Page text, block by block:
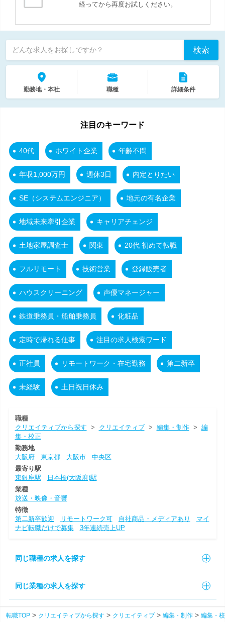
経ってから再度お試しください。
どんな求人をお探しですか？ 検索
勤務地・本社 職種 詳細条件
注目のキーワード
40代 ホワイト企業 年齢不問
年収1,000万円 週休3日 内定とりたい
SE（システムエンジニア） 地元の有名企業
地域未来牽引企業 キャリアチェンジ
土地家屋調査士 関東 20代 初めて転職
フルリモート 技術営業 登録販売者
ハウスクリーニング 声優マネージャー
鉄道乗務員・船舶乗務員 化粧品
定時で帰れる仕事 注目の求人検索ワード
正社員 リモートワーク・在宅勤務 第二新卒
未経験 土日祝日休み
職種
クリエイティブから探す > クリエイティブ> 編集・制作> 編
集・校正
勤務地
大阪府
東京都 大阪市
中央区
最寄り駅
東銀座駅
日本橋(大阪府)駅
業種
放送・映像・音響
特徴
第二新卒歓迎
リモートワーク可 自社商品・メディアあり
マイ
ナビ転職だけで募集
3年連続売上UP
同じ職種の求人を探す
同じ業種の求人を探す
転職TOP クリエイティブから探す クリエイティブ 編集・制作 編集・